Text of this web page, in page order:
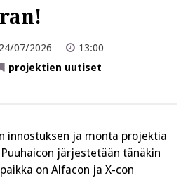
24/07/2026
13:00
projektien uutiset
innostuksen ja monta projektia
järjestetään tänäkin
on Alfacon ja X-con